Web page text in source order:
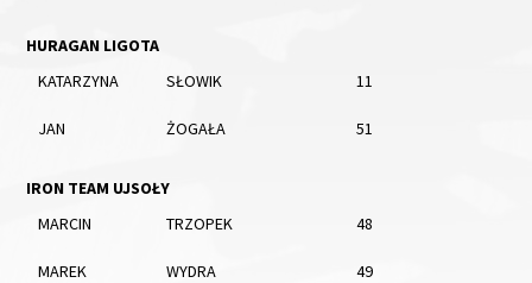
HURAGAN LIGOTA
KATARZYNA
SŁOWIK 11
JAN ŻOGAŁA 51
IRON TEAM UJSOŁY
MARCIN
TRZOPEK 48
MAREK WYDRA 49